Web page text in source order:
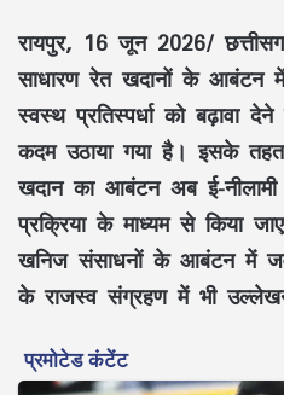
रायपुर, 16 जून 2026/
साधारण रेत खदानों के आबंटन
स्वस्थ प्रतिस्पर्धाको बढ़ावा देने
कदम उठाया गया है। इसके
खदान का आबंटन अबई-
प्रक्रिया के माध्यम से किया
खनिज संसाधनों के आबंटन में
केराजस्व संग्रहणमें भी